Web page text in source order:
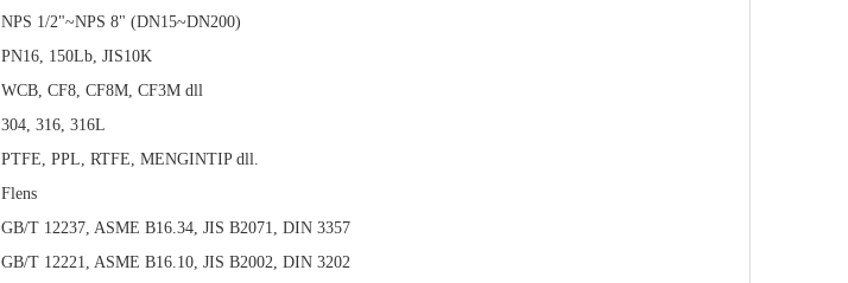
NPS 1/2"~NPS 8" (DN15~DN200)
PN16, 150Lb, JIS10K
WCB, CF8, CF8M, CF3M dll
304, 316, 316L
PTFE, PPL, RTFE, MENGINTIP dll.
Flens
GB/T 12237, ASME B16.34, JIS B2071, DIN 3357
GB/T 12221, ASME B16.10, JIS B2002, DIN 3202